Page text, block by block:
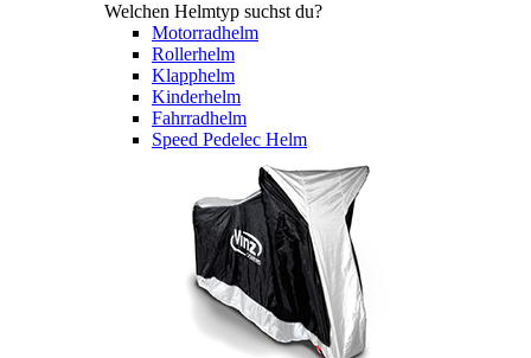
Welchen Helmtyp suchst du?
Motorradhelm
Rollerhelm
Klapphelm
Kinderhelm
Fahrradhelm
Speed Pedelec Helm